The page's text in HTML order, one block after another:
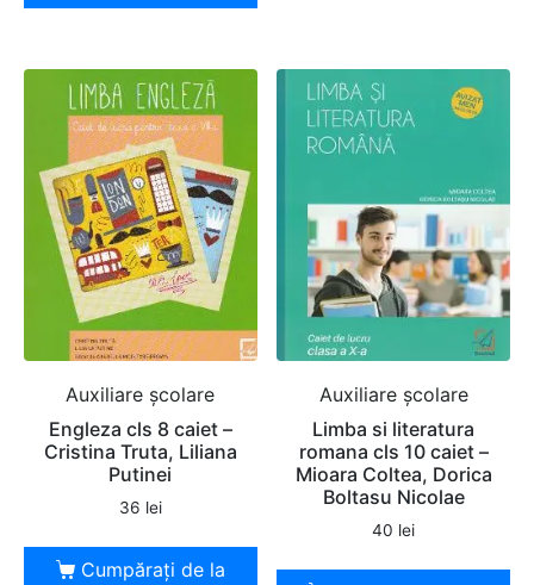
Auxiliare şcolare
Engleza cls 8 caiet –
Cristina Truta, Liliana
Putinei
36 lei
Cumpărați de la
Auxiliare şcolare
Limba si literatura
romana cls 10 caiet –
Mioara Coltea, Dorica
Boltasu Nicolae
40 lei